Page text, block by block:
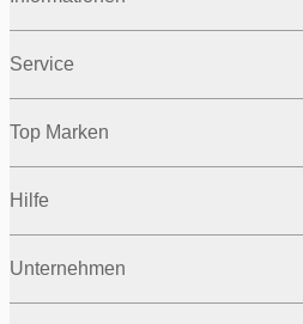
Service
Top Marken
Hilfe
Unternehmen